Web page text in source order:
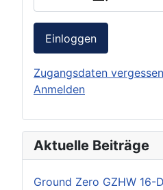
Einloggen
Zugangsdaten
Anmelden
Aktuelle Beiträge
Ground Zero GZHW 16-